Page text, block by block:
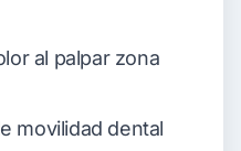
al palpar zona
movilidad dental